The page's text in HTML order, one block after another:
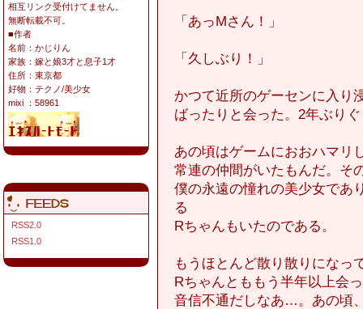
「あっMさん！」
「久しぶり！」
かつて近所のゲーセンに入り
ばったりと会った。2年ぶり
あの頃はゲームにおおハマリ
常連の仲間がいたもんだ。そ
僕の永遠の憧れの美少女であ
る
Rちゃんもいたのである。
もうほとんど散り散りになっ
Rちゃんとももう半年以上会
音信不通だしなあ…。あの頃
相互リンク受付けてません。
無断転載不可。
■作者
名前：かじりん
家族：嫁と娘3才と息子1才
住所：東京都
好物：テクノ/美少女
mixi ：58961
RSS2.0
RSS1.0